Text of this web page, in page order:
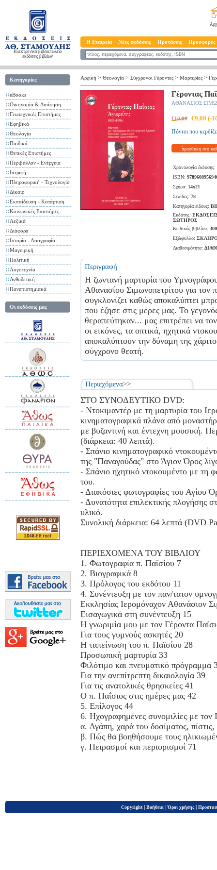
Ηλεκτρονικό βιβλιοπωλείο
εκδόσεις βιβλίων
Η Εταιρεία Νέες εκδόσεις Προτάσεις Προσφορές
Κατηγορίες
eBooks
Οικονομία & Διοίκηση
Γεωτεχνικές Επιστήμες
Εφηβικά
Θεολογία
Παιδικά
Θετικές Επιστήμες
Περιβάλλον - Ενέργεια
Ιατρική
Πληροφορική - Τεχνολογία
Δίκαιο
Εκπαίδευση - Κατάρτιση
Κοινωνικές Επιστήμες
Λεξικά
Διάφορα
Ιστορία - Λαογραφία
Μαγειρική
Πολιτική
Λογοτεχνία
Ανθοδετική
Πανεπιστημιακά
Οι εκδόσεις μας
Αρχική > Θεολογία > Σύγχρονοι Γέροντες > Μαρτυρίες >
Γέροντας
ΑΘΑΝΑΣΙΟΣ
€10,00 €9,00 (-
Πόντοι που
προσθήκη στο
Χρονολογία έκδοσης:
ISBN:
Σχήμα: 14x21
Σελίδες: 78
Κατηγορία είδους:
Εκδότης:
ΣΩΤΗΡΟΣ
Κωδικός βιβλίου:
Εξώφυλλο:
Διαθεσιμότητα:
Περιγραφή
Η ζωντανή μαρτυρία του
Αθανασίου Σιμωνοπετρίτου για τον
συγκλονίζει καθώς αποκαλύπτει
που έζησε στις μέρες μας. Το
θεραπεύτηκαν... μας επιτρέπει να
οι εικόνες, τα οπτικά, ηχητικά
αποκαλύπτουν την δύναμη της
σύγχρονο θεατή.
Περιεχόμενα>>
ΣΤΟ ΣΥΝΟΔΕΥΤΙΚΟ DVD:
- Ντοκιμαντέρ με τη μαρτυρία του
κινηματογραφικά πλάνα από
με βυζαντινή και έντεχνη μουσική.
(διάρκεια: 40 λεπτά).
- Σπάνιο κινηματογραφικό
της "Παναγούδας" στο Άγιον Όρος
- Σπάνιο ηχητικό ντοκουμέντο με τη
του.
- Διακόσιες φωτογραφίες του Αγίου
- Δυνατότητα επιλεκτικής πλογήσης
υλικό.
Συνολική διάρκεια: 64 λεπτά (DVD
ΠΕΡΙΕΧΟΜΕΝΑ ΤΟΥ ΒΙΒΛΙΟΥ
1. Φωτογραφία π. Παϊσίου 7
2. Βιογραφικά 8
3. Πρόλογος του εκδότου 11
4. Συνέντευξη με τον παν/τατον
Εκκλησίας Ιερομόναχον Αθανάσιον
Εισαγωγικά στη συνέντευξη 15
Η γνωριμία μου με τον Γέροντα
Για τους γυμνούς ασκητές 20
Η ταπείνωση του π. Παϊσίου 28
Προσωπική μαρτυρία 33
Φιλότιμο και πνευματικό πρόγραμμα
Για την ανεπίτρεπτη δικαιολογία 39
Για τις ανατολικές θρησκείες 41
Ο π. Παΐσιος στις ημέρες μας 42
5. Επίλογος 44
6. Ηχογραφημένες συνομιλίες με τον
α. Αγάπη, χαρά του δοσίματος,
β. Πώς θα βοηθήσουμε τους
γ. Πειρασμοί και περιορισμοί 71
Copyright | Βοήθεια |Όροι χρήσης |